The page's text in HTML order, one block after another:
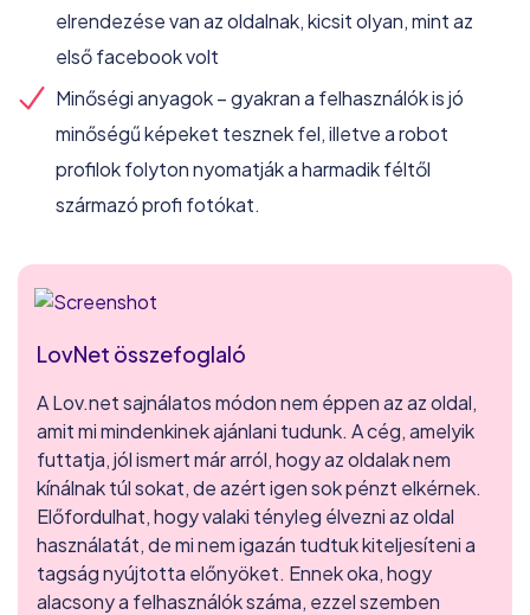
elrendezése van az oldalnak, kicsit olyan, mint az
első facebook volt
Minőségi anyagok – gyakran a felhasználók is jó
minőségű képeket tesznek fel, illetve a robot
profilok folyton nyomatják a harmadik féltől
származó profi fotókat.
LovNet összefoglaló
A Lov.net sajnálatos módon nem éppen az az oldal,
amit mi mindenkinek ajánlani tudunk. A cég, amelyik
futtatja, jól ismert már arról, hogy az oldalak nem
kínálnak túl sokat, de azért igen sok pénzt elkérnek.
Előfordulhat, hogy valaki tényleg élvezni az oldal
használatát, de mi nem igazán tudtuk kiteljesíteni a
tagság nyújtotta előnyöket. Ennek oka, hogy
alacsony a felhasználók száma, ezzel szemben